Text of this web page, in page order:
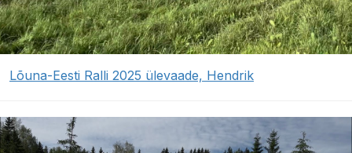
Lõuna-Eesti Ralli 2025 ülevaade, Hendrik